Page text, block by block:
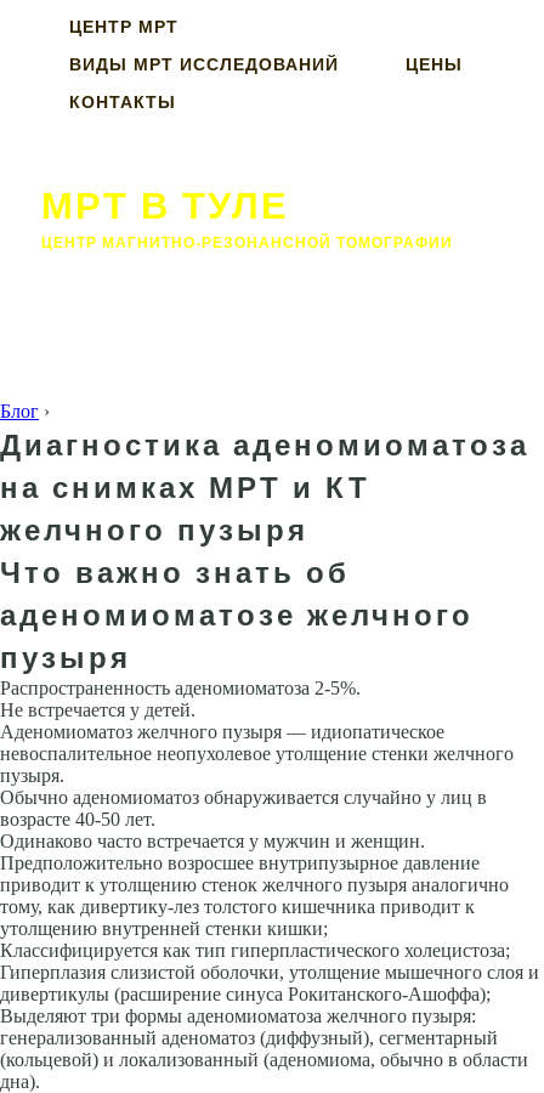
ЦЕНТР МРТ
ВИДЫ МРТ ИССЛЕДОВАНИЙ
ЦЕНЫ
КОНТАКТЫ
МРТ В ТУЛЕ
ЦЕНТР МАГНИТНО-РЕЗОНАНСНОЙ ТОМОГРАФИИ
Блог ›
Диагностика аденомиоматоза
на снимках МРТ и КТ
желчного пузыря
Что важно знать об
аденомиоматозе желчного
пузыря
Распространенность аденомиоматоза 2-5%.
Не встречается у детей.
Аденомиоматоз желчного пузыря — идиопатическое
невоспалительное неопухолевое утолщение стенки желчного
пузыря.
Обычно аденомиоматоз обнаруживается случайно у лиц в
возрасте 40-50 лет.
Одинаково часто встречается у мужчин и женщин.
Предположительно возросшее внутрипузырное давление
приводит к утолщению стенок желчного пузыря аналогично
тому, как дивертику-лез толстого кишечника приводит к
утолщению внутренней стенки кишки;
Классифицируется как тип гиперпластического холецистоза;
Гиперплазия слизистой оболочки, утолщение мышечного слоя и
дивертикулы (расширение синуса Рокитанского-Ашоффа);
Выделяют три формы аденомиоматоза желчного пузыря:
генерализованный аденоматоз (диффузный), сегментарный
(кольцевой) и локализованный (аденомиома, обычно в области
дна).